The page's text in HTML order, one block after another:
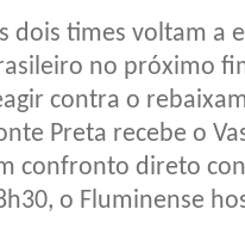
dois times voltam a
no próximo
contra o
Preta recebe o
confronto direto
o Fluminense